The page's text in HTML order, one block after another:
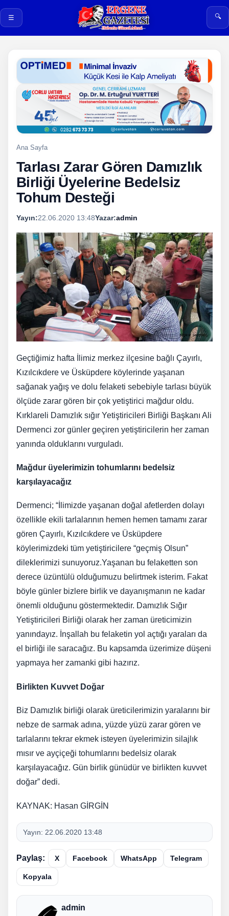
☰ 🔍
Ana Sayfa
Tarlası Zarar Gören Damızlık
Birliği Üyelerine Bedelsiz
Tohum Desteği
Yayın:22.06.2020 13:48Yazar:admin
Geçtiğimiz hafta İlimiz merkez ilçesine bağlı Çayırlı,
Kızılcıkdere ve Üsküpdere köylerinde yaşanan
sağanak yağış ve dolu felaketi sebebiyle tarlası büyük
ölçüde zarar gören bir çok yetiştirici mağdur oldu.
Kırklareli Damızlık sığır Yetiştiricileri Birliği Başkanı Ali
Dermenci zor günler geçiren yetiştiricilerin her zaman
yanında olduklarını vurguladı.
Mağdur üyelerimizin tohumlarını bedelsiz
karşılayacağız
Dermenci; “İlimizde yaşanan doğal afetlerden dolayı
özellikle ekili tarlalarının hemen hemen tamamı zarar
gören Çayırlı, Kızılcıkdere ve Üsküpdere
köylerimizdeki tüm yetiştiricilere “geçmiş Olsun”
dileklerimizi sunuyoruz.Yaşanan bu felaketten son
derece üzüntülü olduğumuzu belirtmek isterim. Fakat
böyle günler bizlere birlik ve dayanışmanın ne kadar
önemli olduğunu göstermektedir. Damızlık Sığır
Yetiştiricileri Birliği olarak her zaman üreticimizin
yanındayız. İnşallah bu felaketin yol açtığı yaraları da
el birliği ile saracağız. Bu kapsamda üzerimize düşeni
yapmaya her zamanki gibi hazırız.
Birlikten Kuvvet Doğar
Biz Damızlık birliği olarak üreticilerimizin yaralarını bir
nebze de sarmak adına, yüzde yüzü zarar gören ve
tarlalarını tekrar ekmek isteyen üyelerimizin silajlık
mısır ve ayçiçeği tohumlarını bedelsiz olarak
karşılayacağız. Gün birlik günüdür ve birlikten kuvvet
doğar” dedi.
KAYNAK: Hasan GİRGİN
Yayın: 22.06.2020 13:48
Paylaş: X Facebook WhatsApp Telegram
Kopyala
admin